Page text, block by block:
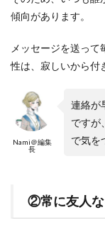
傾向があります。
メッセージを送っ
性は、寂しいから付
Nami＠編集
長
連絡が
ですが
で気を
②常に友人